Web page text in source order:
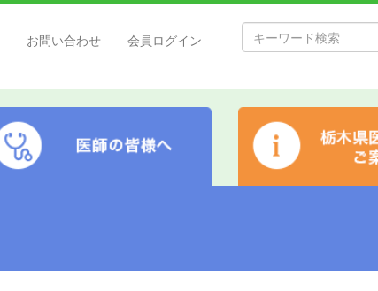
お問い合わせ 会員ログイン